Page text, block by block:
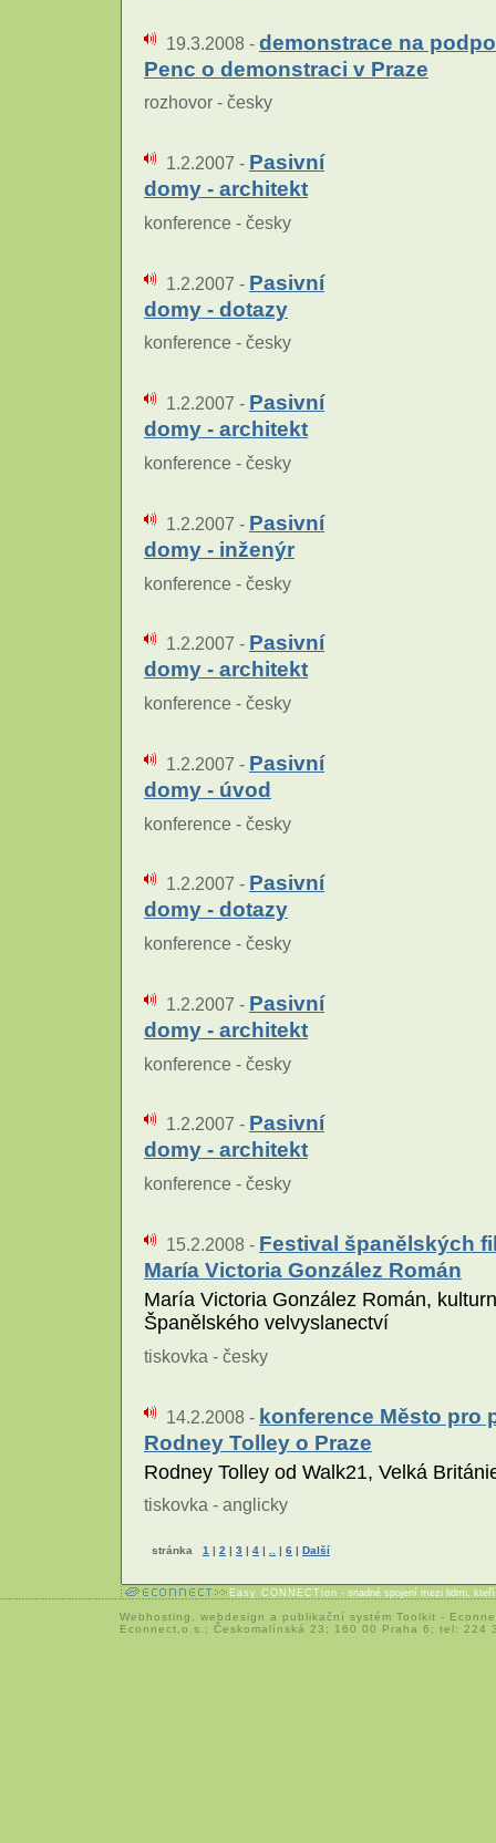
19.3.2008 - demonstrace na
Penc o demonstraci v Praze
rozhovor - česky
1.2.2007 - Pasivní
domy - architekt
konference - česky
1.2.2007 - Pasivní
domy - dotazy
konference - česky
1.2.2007 - Pasivní
domy - architekt
konference - česky
1.2.2007 - Pasivní
domy - inženýr
konference - česky
1.2.2007 - Pasivní
domy - architekt
konference - česky
1.2.2007 - Pasivní
domy - úvod
konference - česky
1.2.2007 - Pasivní
domy - dotazy
konference - česky
1.2.2007 - Pasivní
domy - architekt
konference - česky
1.2.2007 - Pasivní
domy - architekt
konference - česky
15.2.2008 - Festival španělských
María Victoria González Román
María Victoria González Román,
Španělského velvyslanectví
tiskovka - česky
14.2.2008 - konference Město pro
Rodney Tolley o Praze
Rodney Tolley od Walk21, Velká
tiskovka - anglicky
stránka 1 | 2 | 3 | 4 | | 6 | Další
Easy CONNECTion - snadné spojení mezi lidmi,
Webhosting webdesign a publikační systém Toolkit -
Econnect,o.s.; Českomalínská 23; 160 00 Praha 6; tel: 224